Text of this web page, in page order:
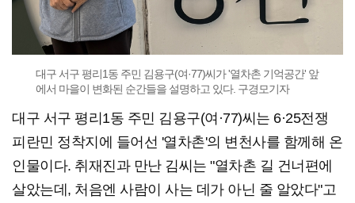
대구 서구 평리1동 주민 김용구(여·77)씨가 '열차촌 기억공간' 앞
에서 마을이 변화된 순간들을 설명하고 있다. 구경모기자
대구 서구 평리1동 주민 김용구(여·77)씨는 6·25전쟁
피란민 정착지에 들어선 '열차촌'의 변천사를 함께해 온
인물이다. 취재진과 만난 김씨는 "열차촌 길 건너편에
살았는데, 처음엔 사람이 사는 데가 아닌 줄 알았다"고